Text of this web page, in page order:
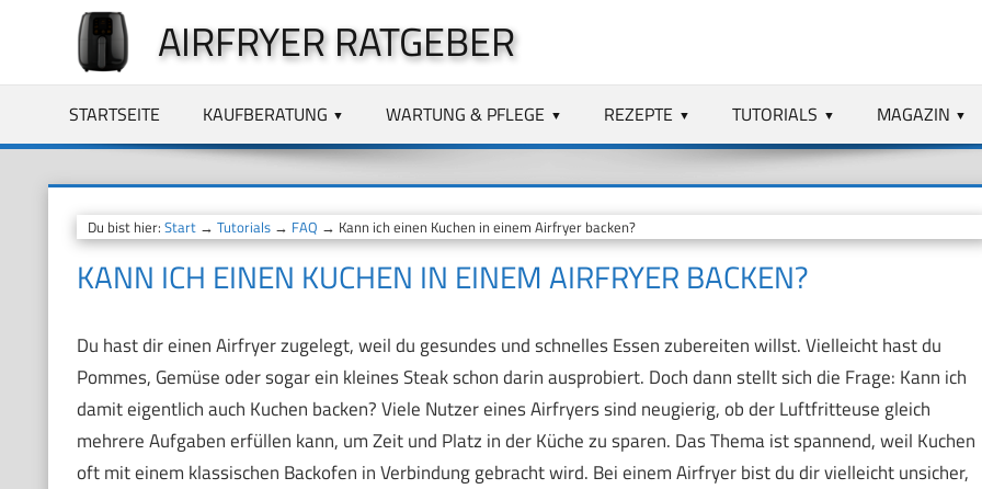
springen
AIRFRYER RATGEBER
STARTSEITE KAUFBERATUNG WARTUNG & PFLEGE REZEPTE TUTORIALS MAGAZIN
Du bist hier: Start→ Tutorials→ FAQ → Kann ich einen Kuchen in einem Airfryer backen?
KANN ICH EINEN KUCHEN IN EINEM AIRFRYER BACKEN?
Du hast dir einen Airfryer zugelegt, weil du gesundes und schnelles Essen zubereiten willst. Vielleicht hast du
Pommes, Gemüse oder sogar ein kleines Steak schon darin ausprobiert. Doch dann stellt sich die Frage: Kann ich
damit eigentlich auch Kuchen backen? Viele Nutzer eines Airfryers sind neugierig, ob der Luftfritteuse gleich
mehrere Aufgaben erfüllen kann, um Zeit und Platz in der Küche zu sparen. Das Thema ist spannend, weil Kuchen
oft mit einem klassischen Backofen in Verbindung gebracht wird. Bei einem Airfryer bist du dir vielleicht unsicher,